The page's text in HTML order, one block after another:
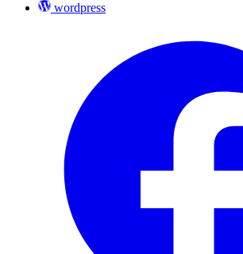
wordpress